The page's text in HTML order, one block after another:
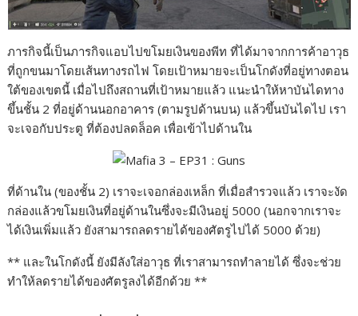
ภารกิจนี้เป็นภารกิจแอบไปขโมยเงินของพีท ที่ได้มาจากการค้าอาวุธ
ที่ถูกขนมาโดยเส้นทางรถไฟ โดยเป้าหมายจะเป็นโกดังที่อยู่ทางตอน
ใต้ของเขตนี้ เมื่อไปถึงสถานที่เป้าหมายแล้ว แนะนำให้หาบันไดทาง
ขึ้นชั้น 2 ที่อยู่ด้านนอกอาคาร (ตามรูปด้านบน) แล้วขึ้นบันไดไป เรา
จะเจอกับประตู ที่ต้องปลดล็อค เพื่อเข้าไปด้านใน
ที่ด้านใน (ของชั้น 2) เราจะเจอกล่องเหล็ก ที่เมื่อสำรวจแล้ว เราจะงัด
กล่องแล้วขโมยเงินที่อยู่ด้านในซึ่งจะมีเงินอยู่ 5000 (นอกจากเราจะ
ได้เงินเพิ่มแล้ว ยังสามารถลดรายได้ของศัตรูไปได้ 5000 ด้วย)
** และในโกดังนี้ ยังมีลังใส่อาวุธ ที่เราสามารถทำลายได้ ซึ่งจะช่วย
ทำให้ลดรายได้ของศัตรูลงได้อีกด้วย **